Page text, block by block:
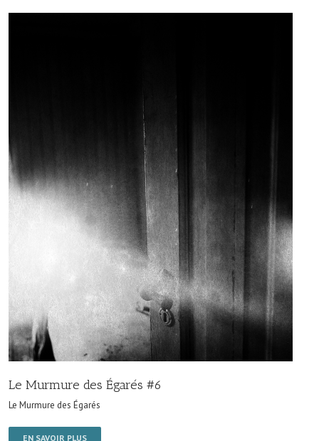
Le Murmure des Égarés #6
Le Murmure des Égarés
EN SAVOIR PLUS